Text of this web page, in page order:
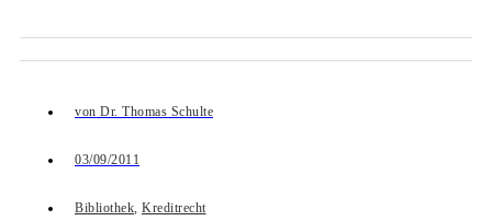
von Dr. Thomas Schulte
03/09/2011
Bibliothek, Kreditrecht